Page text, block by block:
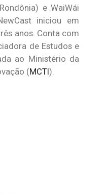
e WaiWái
iniciou em
anos. Conta com
de Estudos e
ao Ministério da
(MCTI).